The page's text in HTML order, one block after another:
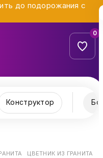
до подорожания с
0
Конструктор
ЦВЕТНИК ИЗ ГРАНИТА